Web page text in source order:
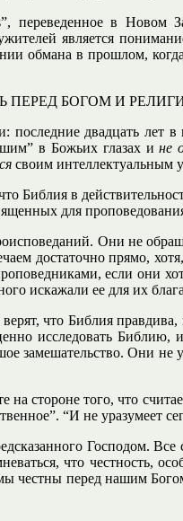
переведенное в Новом
является
обмана в прошлом,
ПЕРЕД БОГОМ И
последние двадцать
в Божьих глазах ине
своим интеллектуальным
Библия в
для
Они не
достаточно прямо,
если они
искажали ее для их
что Библия
исследовать
замешательство. Они
на стороне того, что
“И не уразумеет
Господом.
что честность,
честны перед нашим